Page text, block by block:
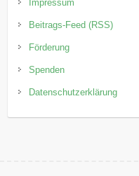
Impressum
Beitrags-Feed (RSS)
Förderung
Spenden
Datenschutzerklärung